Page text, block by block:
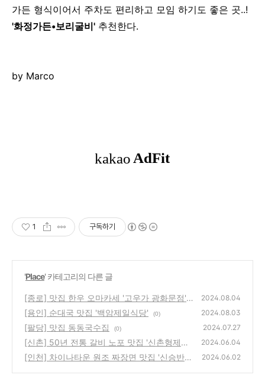
가든 형식이어서 주차도 편리하고 모임 하기도 좋은 곳..!
'화정가든•보리굴비' 추천한다.
by Marco
1 구독하기
'Place' 카테고리의 다른 글
[종로] 맛집 한우 오마카세 '고우가 광화문점'
(3)
2024.08.04
[용인] 순대국 맛집 '백암제일식당' (0) 2024.08.03
[팔당] 맛집 동동국수집 (0) 2024.07.27
[신촌] 50년 전통 갈비 노포 맛집 '신촌형제갈
비'
(1)
2024.06.04
[인천] 차이나타운 원조 짜장면 맛집 '신승반점
2024.06.02